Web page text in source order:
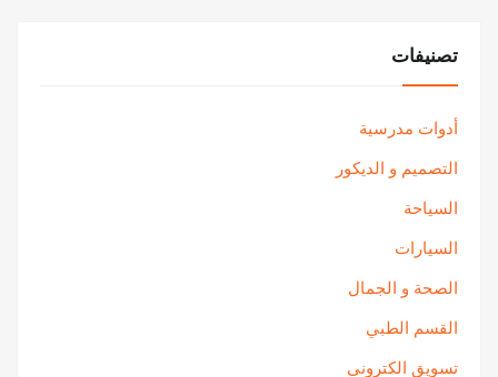
تصنيفات
أدوات مدرسية
التصميم و الديكور
السياحة
السيارات
الصحة و الجمال
القسم الطبي
تسويق الكتروني